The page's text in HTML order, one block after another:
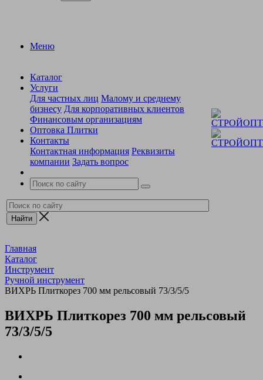
Меню
Каталог
Услуги
Для частных лиц Малому и среднему
бизнесу Для корпоративных клиентов
Финансовым организациям
Оптовка Плитки
Контакты
Контактная информация Реквизиты
компании Задать вопрос
Главная
Каталог
Инструмент
Ручной инструмент
ВИХРЬ Плиткорез 700 мм рельсовый 73/3/5/5
ВИХРЬ Плиткорез 700 мм рельсовый
73/3/5/5